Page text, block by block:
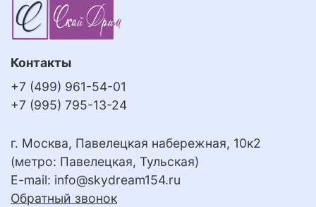
Контакты
+7 (499) 961-54-01
+7 (995) 795-13-24
г. Москва, Павелецкая набережная, 10к2
(метро: Павелецкая, Тульская)
E-mail: info@skydream154.ru
Обратный звонок